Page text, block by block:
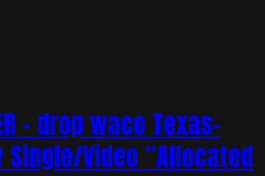
– drop waco Texas-
Video “Allocated